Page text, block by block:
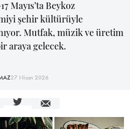
Mayıs’ta Beykoz
şehir kültürüyle
Mutfak, müzik ve üretim
araya gelecek.
27 Nisan 2026